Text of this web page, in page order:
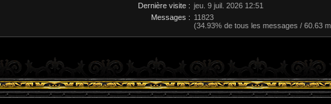
Dernière visite : jeu. 9 juil. 2026 12:51
Messages : 11823
(34.93% de tous les messages / 60.63